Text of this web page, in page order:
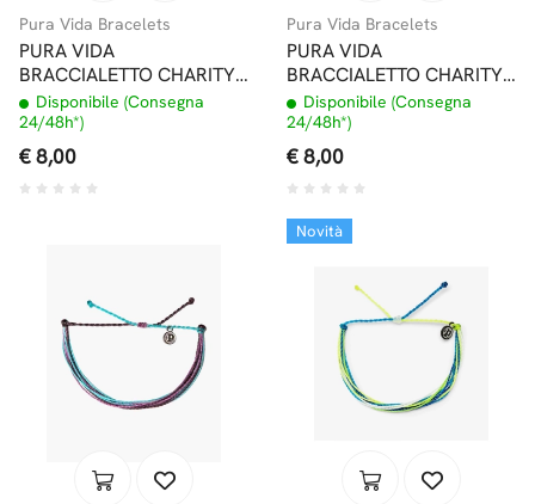
Pura Vida Bracelets
PURA VIDA
BRACCIALETTO CHARITY
WATER
Disponibile (Consegna
24/48h*)
€ 8,00
Pura Vida Bracelets
PURA VIDA
BRACCIALETTO CHARITY
PROTECT OUR PARKS
Disponibile (Consegna
24/48h*)
€ 8,00
Novità